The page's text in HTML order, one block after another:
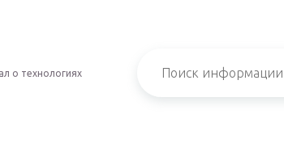
о технологиях